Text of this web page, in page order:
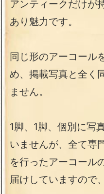
アンティークだけが
あり魅力です。
同じ形のアーコール
め、掲載写真と全く
ません。
1脚、1脚、個別に写
いませんが、全て専
を行ったアーコール
届けしていますので